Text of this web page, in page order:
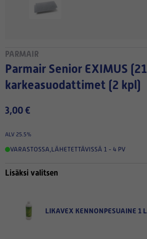
PARMAIR
Parmair Senior EXIMUS (210x350 mm) -
karkeasuodattimet (2 kpl)
3,00 €
ALV 25.5%
VARASTOSSA LÄHETETTÄVISSÄ 1 - 4 PV
Lisäksi valitsen
LIKAVEX KENNONPESUAINE 1 L